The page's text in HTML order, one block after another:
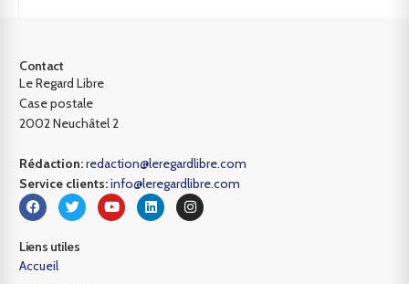
Contact
Le Regard Libre
Case postale
2002 Neuchâtel 2
Rédaction:redaction@leregardlibre.com
Service clients:info@leregardlibre.com
Liens utiles
Accueil